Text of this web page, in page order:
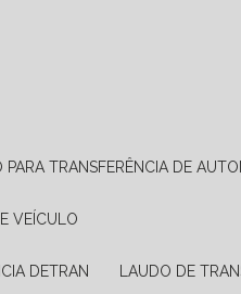
PARA TRANSFERÊNCIA DE
VEÍCULO
DETRAN LAUDO DE